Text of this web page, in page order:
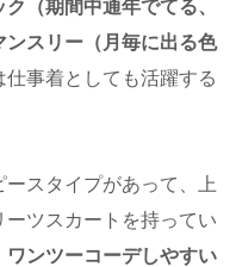
ク（期間中通年でてる、
スリー（月毎に出る色
仕事着としても活躍する
スタイプがあって、上
ツスカートを持ってい
ワンツーコーデしやすい